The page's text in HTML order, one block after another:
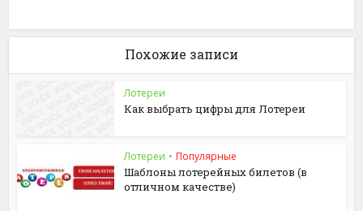
Похожие записи
Лотереи
Как выбрать цифры для Лотереи
Лотереи • Популярные
Шаблоны лотерейных билетов (в
отличном качестве)